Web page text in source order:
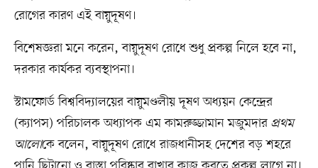
রোগের কারণ এই বায়ুদূষণ।
বিশেষজ্ঞরা মনে করেন, বায়ুদূষণ রোধে শুধু প্রকল্প নিলে হবে না,
দরকার কার্যকর ব্যবস্থাপনা।
স্টামফোর্ড বিশ্ববিদ্যালয়ের বায়ুমণ্ডলীয় দূষণ অধ্যয়ন কেন্দ্রের
(ক্যাপস) পরিচালক অধ্যাপক এম কামরুজ্জামান মজুমদার প্রথম
আলোকে বলেন, বায়ুদূষণ রোধে রাজধানীসহ দেশের বড় শহরে